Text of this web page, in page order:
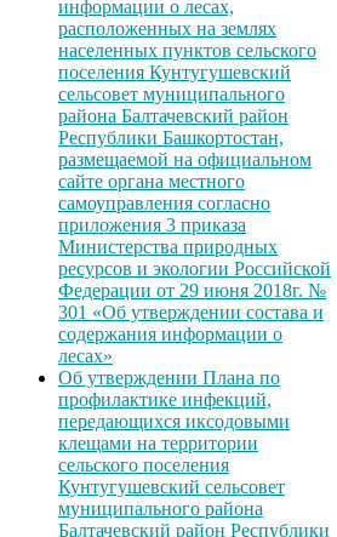
информации о лесах,
расположенных на землях
населенных пунктов сельского
поселения Кунтугушевский
сельсовет муниципального
района Балтачевский район
Республики Башкортостан,
размещаемой на официальном
сайте органа местного
самоуправления согласно
приложения 3 приказа
Министерства природных
ресурсов и экологии Российской
Федерации от 29 июня 2018г. №
301 «Об утверждении состава и
содержания информации о
лесах»
Об утверждении Плана по
профилактике инфекций,
передающихся иксодовыми
клещами на территории
сельского поселения
Кунтугушевский сельсовет
муниципального района
Балтачевский район Республики